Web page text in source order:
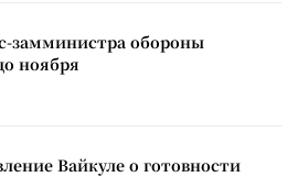
замминистра обороны
ноября
Вайкуле о готовности